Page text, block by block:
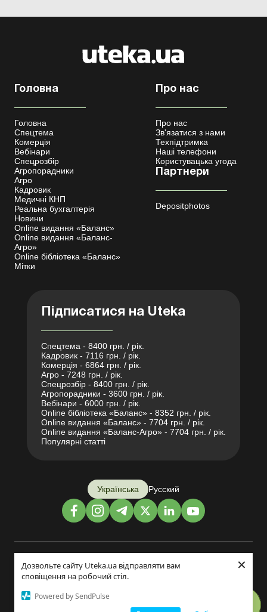
Дозвольте сайту Uteka.ua відправляти вам
сповіщення на робочий стіл.
Powered by SendPulse
×
Головна
Головна
Спецтема
Комерція
Вебінари
Спецрозбір
Агропорадники
Агро
Кадровик
Медичні КНП
Реальна бухгалтерія
Новини
Online видання «Баланс»
Online видання «Баланс-
Агро»
Online бібліотека «Баланс»
Мітки
Про нас
Про нас
Зв'язатися з нами
Техпідтримка
Наші телефони
Користувацька угода
Партнери
Depositphotos
Підписатися на Uteka
Спецтема - 8400 грн. / рік.
Кадровик - 7116 грн. / рік.
Комерція - 6864 грн. / рік.
Агро - 7248 грн. / рік.
Спецрозбір - 8400 грн. / рік.
Агропорадники - 3600 грн. / рік.
Вебінари - 6000 грн. / рік.
Online бібліотека «Баланс» - 8352 грн. / рік.
Online видання «Баланс» - 7704 грн. / рік.
Online видання «Баланс-Агро» - 7704 грн. / рік.
Популярні статті
Українська Русский
Дизайн і розробка: